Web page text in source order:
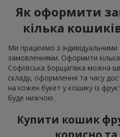
Як оформити
кілька
Ми працюємо з
замовленнями. Оформити
Софіївська Борщагівка можна
складу, оформлення та часу
на кожен букет у кошику із
буде нижчою.
Купити кошик